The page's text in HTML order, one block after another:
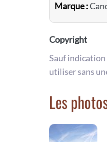
Marque :
Copyright
Sauf indication
utiliser sans
Les